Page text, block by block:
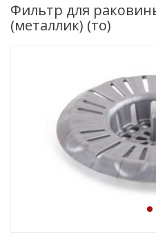
Фильтр для
(металлик) (то)